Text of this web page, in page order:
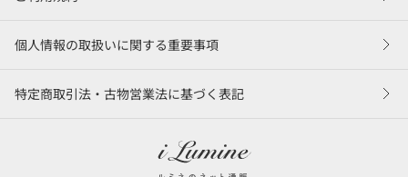
個人情報の取扱いに関する重要事項
特定商取引法・古物営業法に基づく表記